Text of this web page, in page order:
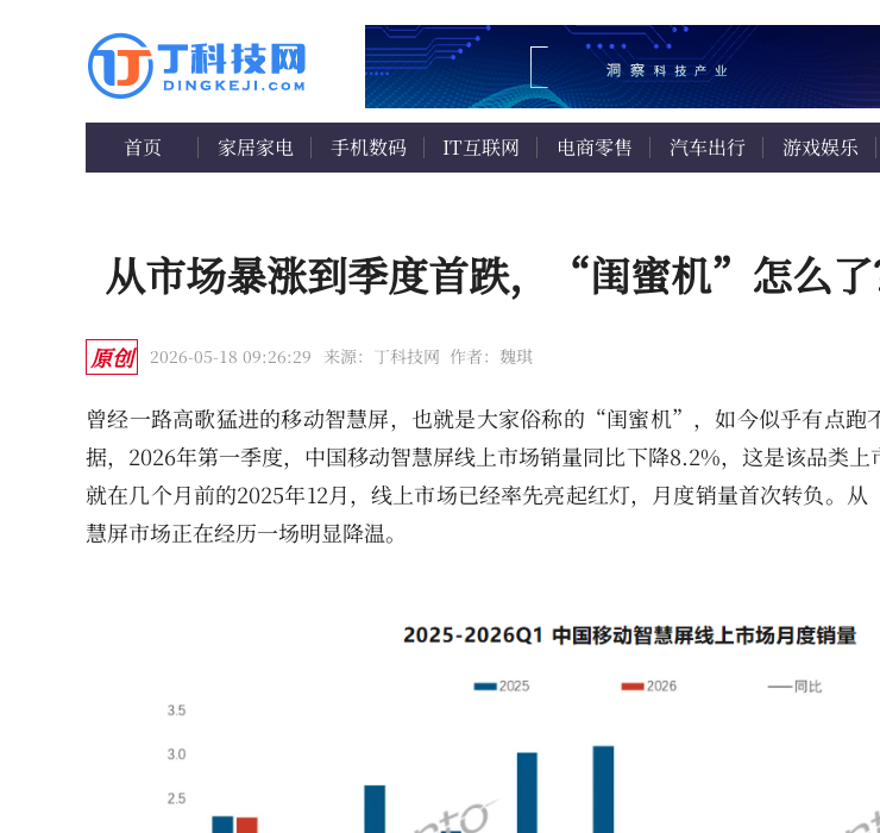
首页 家居家电 手机数码 IT互联网 电商零售 汽车出行 游戏娱乐
从市场暴涨到季度首跌，“闺蜜机”怎么了
原创 2026-05-18 09:26:29 来源：丁科技网 作者：魏琪
曾经一路高歌猛进的移动智慧屏，也就是大家俗称的“闺蜜机”，如今似乎有点跑
据，2026年第一季度，中国移动智慧屏线上市场销量同比下降8.2%，这是该品类
就在几个月前的2025年12月，线上市场已经率先亮起红灯，月度销量首次转负
慧屏市场正在经历一场明显降温。